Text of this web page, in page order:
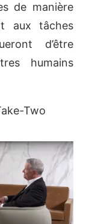
de manière
aux tâches
d’être
humains
Two